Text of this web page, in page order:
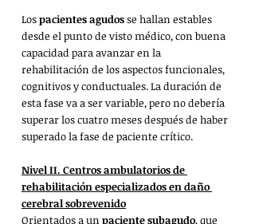
Los pacientes agudos se hallan estables
desde el punto de visto médico, con buena
capacidad para avanzar en la
rehabilitación de los aspectos funcionales,
cognitivos y conductuales. La duración de
esta fase va a ser variable, pero no debería
superar los cuatro meses después de haber
superado la fase de paciente crítico.
Nivel II. Centros ambulatorios de
rehabilitación especializados en daño
cerebral sobrevenido
Orientados a un paciente subagudo, que